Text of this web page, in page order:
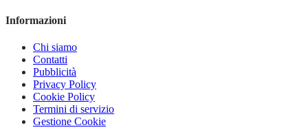
Informazioni
Chi siamo
Contatti
Pubblicità
Privacy Policy
Cookie Policy
Termini di servizio
Gestione Cookie